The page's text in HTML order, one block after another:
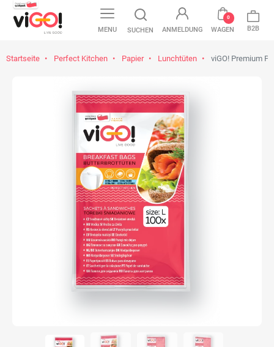
MENU SUCHEN ANMELDUNG WAGEN
0
B2B
Startseite Perfect Kitchen Papier Lunchtüten viGO! Premium